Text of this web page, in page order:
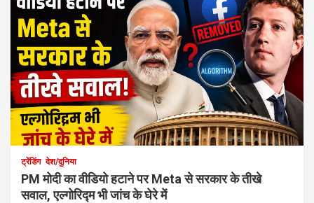
ट्रेंडिंग देश/दुनिया
PM मोदी का वीडियो हटाने पर Meta से सरकार के तीखे
सवाल, एल्गोरिद्म भी जांच के घेरे में